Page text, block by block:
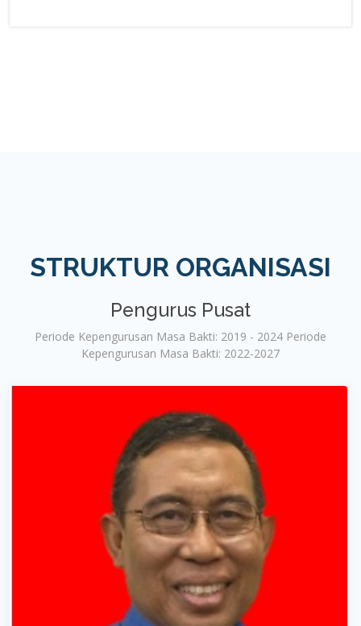
STRUKTUR ORGANISASI
Pengurus Pusat
Periode Kepengurusan Masa Bakti: 2019 - 2024 Periode
Kepengurusan Masa Bakti: 2022-2027